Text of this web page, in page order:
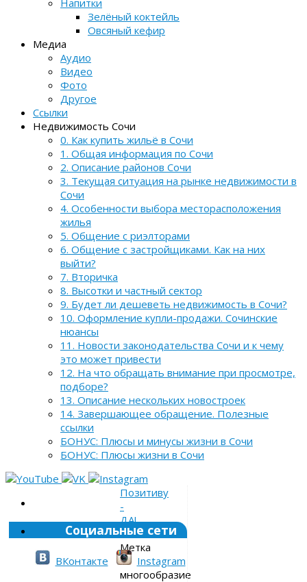
Напитки
Зелёный коктейль
Овсяный кефир
Медиа
Аудио
Видео
Фото
Другое
Ссылки
Недвижимость Сочи
0. Как купить жильё в Сочи
1. Общая информация по Сочи
2. Описание районов Сочи
3. Текущая ситуация на рынке недвижимости в
Сочи
4. Особенности выбора месторасположения
жилья
5. Общение с риэлторами
6. Общение с застройщиками. Как на них
выйти?
7. Вторичка
8. Высотки и частный сектор
9. Будет ли дешеветь недвижимость в Сочи?
10. Оформление купли-продажи. Сочинские
нюансы
11. Новости законодательства Сочи и к чему
это может привести
12. На что обращать внимание при просмотре,
подборе?
13. Описание нескольких новостроек
14. Завершающее обращение. Полезные
ссылки
БОНУС: Плюсы и минусы жизни в Сочи
БОНУС: Плюсы жизни в Сочи
Позитиву
-
ДА!
»
Метка
»
многообразие
Социальные сети
ВКонтакте Instagram